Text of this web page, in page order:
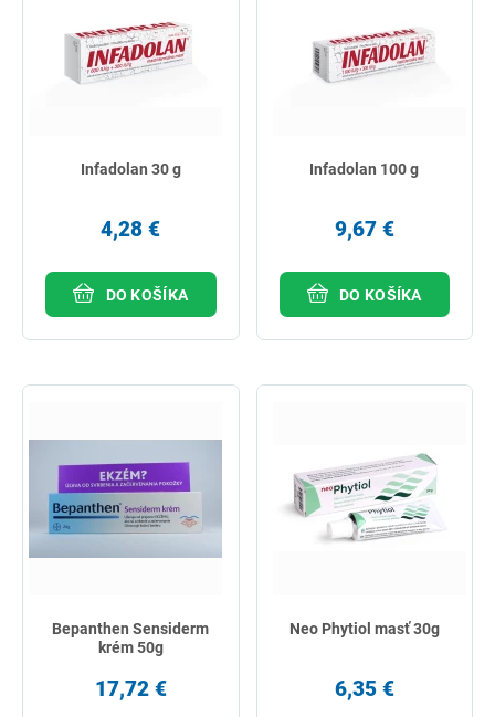
Infadolan 30 g
4,28 €
DO KOŠÍKA
Infadolan 100 g
9,67 €
DO KOŠÍKA
Bepanthen Sensiderm
krém 50g
17,72 €
Neo Phytiol masť 30g
6,35 €